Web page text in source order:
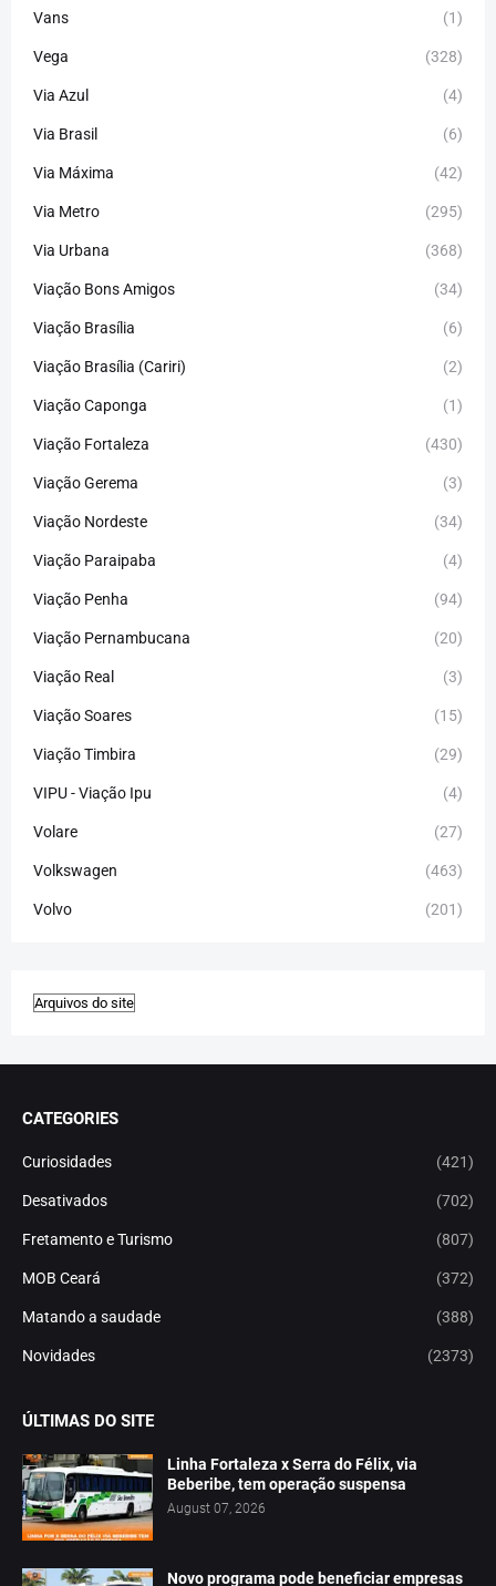
Vans (1)
Vega (328)
Via Azul (4)
Via Brasil (6)
Via Máxima (42)
Via Metro (295)
Via Urbana (368)
Viação Bons Amigos (34)
Viação Brasília (6)
Viação Brasília (Cariri) (2)
Viação Caponga (1)
Viação Fortaleza (430)
Viação Gerema (3)
Viação Nordeste (34)
Viação Paraipaba (4)
Viação Penha (94)
Viação Pernambucana (20)
Viação Real (3)
Viação Soares (15)
Viação Timbira (29)
VIPU - Viação Ipu (4)
Volare (27)
Volkswagen (463)
Volvo (201)
CATEGORIES
Curiosidades (421)
Desativados (702)
Fretamento e Turismo (807)
MOB Ceará (372)
Matando a saudade (388)
Novidades (2373)
ÚLTIMAS DO SITE
Linha Fortaleza x Serra do Félix, via
Beberibe, tem operação suspensa
August 07, 2026
Novo programa pode beneficiar empresas